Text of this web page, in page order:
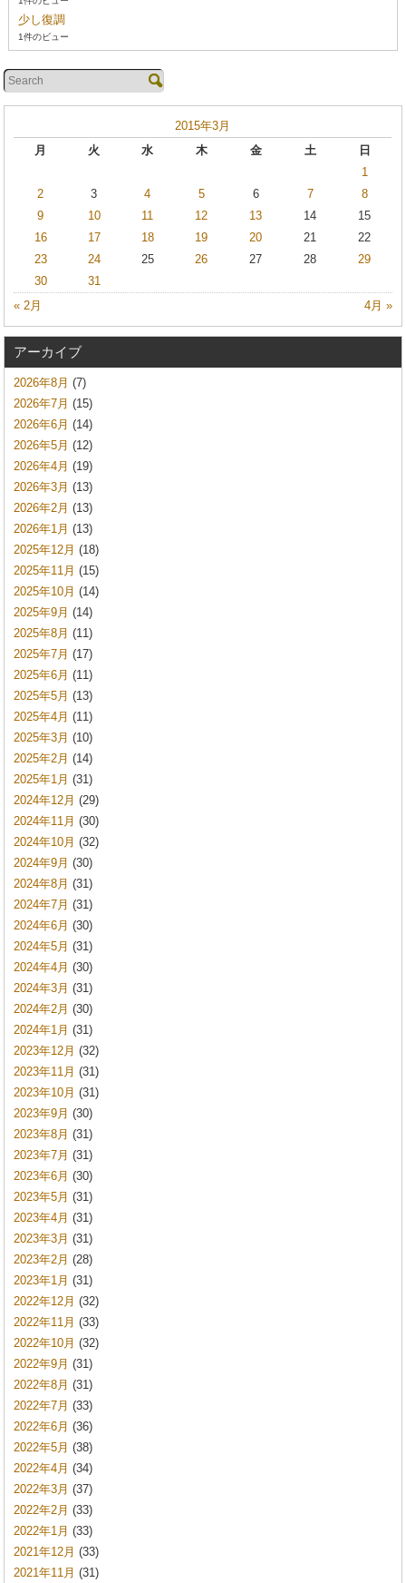
少し復調
1件のビュー
2015年3月
月
火 水 木 金 土
日
1
2
3 4 5 6 7
8
9
10 11 12 13 14
15
16
17 18 19 20 21
22
23
24 25 26 27 28
29
30
31
« 2月
4月 »
アーカイブ
2026年8月 (7)
2026年7月 (15)
2026年6月 (14)
2026年5月 (12)
2026年4月 (19)
2026年3月 (13)
2026年2月 (13)
2026年1月 (13)
2025年12月 (18)
2025年11月 (15)
2025年10月 (14)
2025年9月 (14)
2025年8月 (11)
2025年7月 (17)
2025年6月 (11)
2025年5月 (13)
2025年4月 (11)
2025年3月 (10)
2025年2月 (14)
2025年1月 (31)
2024年12月 (29)
2024年11月 (30)
2024年10月 (32)
2024年9月 (30)
2024年8月 (31)
2024年7月 (31)
2024年6月 (30)
2024年5月 (31)
2024年4月 (30)
2024年3月 (31)
2024年2月 (30)
2024年1月 (31)
2023年12月 (32)
2023年11月 (31)
2023年10月 (31)
2023年9月 (30)
2023年8月 (31)
2023年7月 (31)
2023年6月 (30)
2023年5月 (31)
2023年4月 (31)
2023年3月 (31)
2023年2月 (28)
2023年1月 (31)
2022年12月 (32)
2022年11月 (33)
2022年10月 (32)
2022年9月 (31)
2022年8月 (31)
2022年7月 (33)
2022年6月 (36)
2022年5月 (38)
2022年4月 (34)
2022年3月 (37)
2022年2月 (33)
2022年1月 (33)
2021年12月 (33)
2021年11月 (31)